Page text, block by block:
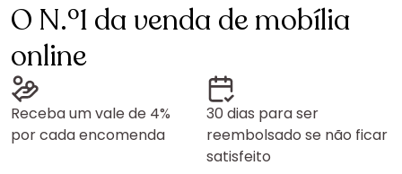
O N.º1 da venda de mobília
online
Receba um vale de 4%
por cada encomenda
30 dias para ser
reembolsado se não ficar
satisfeito